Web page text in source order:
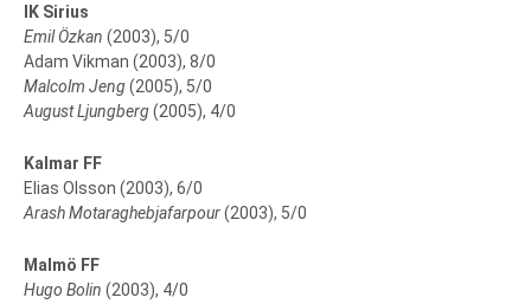
IK Sirius
Emil Özkan (2003), 5/0
Adam Vikman (2003), 8/0
Malcolm Jeng(2005), 5/0
August Ljungberg(2005), 4/0
Kalmar FF
Elias Olsson (2003), 6/0
Arash Motaraghebjafarpour(2003), 5/0
Malmö FF
Hugo Bolin (2003), 4/0